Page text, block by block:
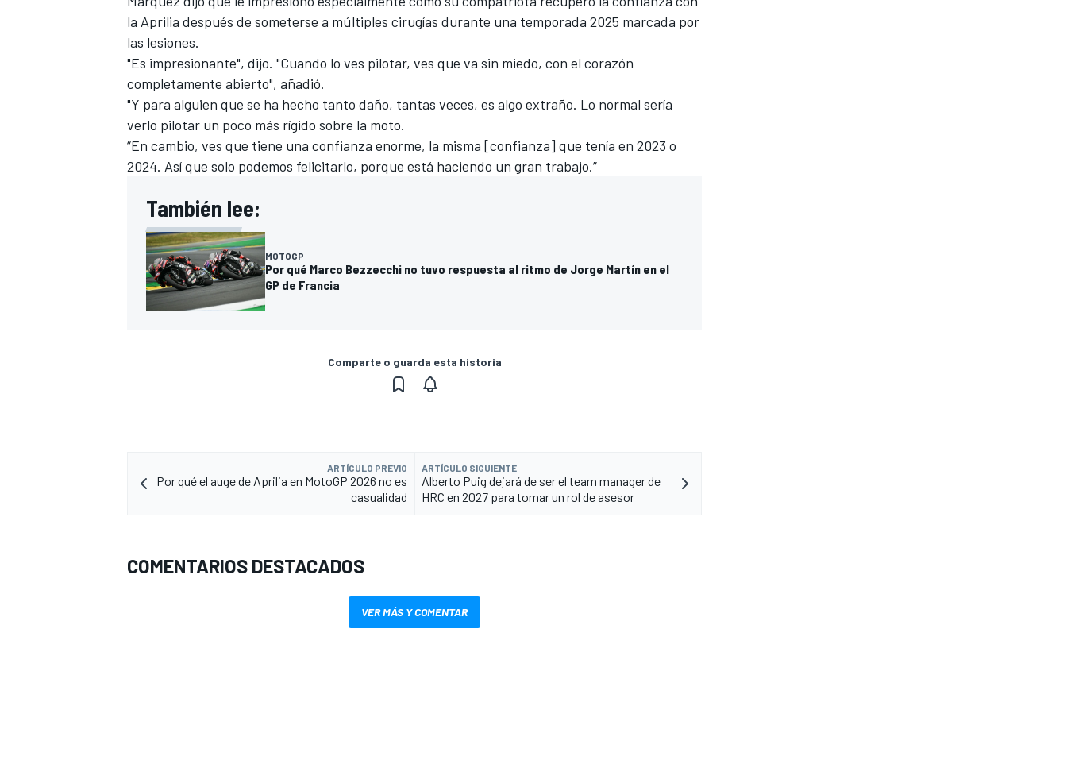
la Aprilia después de someterse a múltiples cirugías durante una temporada 2025 marcada por
las lesiones.
"Es impresionante", dijo. "Cuando lo ves pilotar, ves que va sin miedo, con el corazón
completamente abierto", añadió.
"Y para alguien que se ha hecho tanto daño, tantas veces, es algo extraño. Lo normal sería
verlo pilotar un poco más rígido sobre la moto.
“En cambio, ves que tiene una confianza enorme, la misma [confianza] que tenía en 2023 o
2024. Así que solo podemos felicitarlo, porque está haciendo un gran trabajo.”
También lee:
MOTOGP
Por qué Marco Bezzecchi no tuvo respuesta al ritmo de Jorge Martín en el
GP de Francia
Comparte o guarda esta historia
ARTÍCULO PREVIO
Por qué el auge de Aprilia en MotoGP 2026 no es
casualidad
ARTÍCULO SIGUIENTE
Alberto Puig dejará de ser el team manager de
HRC en 2027 para tomar un rol de asesor
COMENTARIOS DESTACADOS
VER MÁS Y COMENTAR